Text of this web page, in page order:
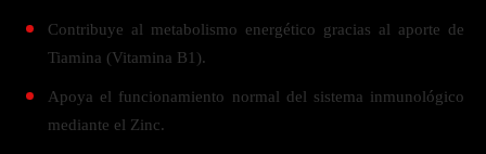
Contribuye al metabolismo energético gracias al aporte de
Tiamina (Vitamina B1).
Apoya el funcionamiento normal del sistema inmunológico
mediante el Zinc.